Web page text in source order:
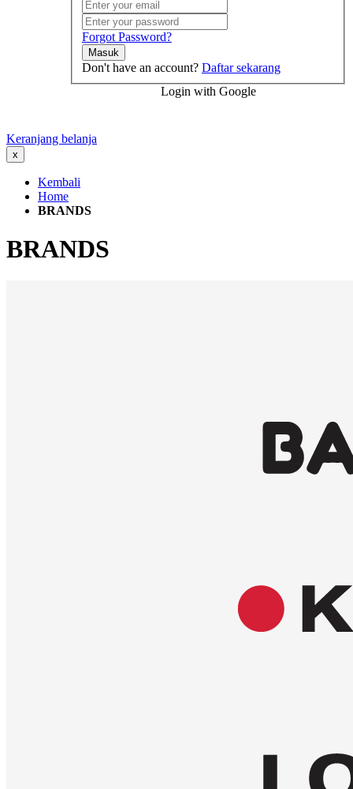
Forgot Password?
Masuk
Don't have an account? Daftar sekarang
Login with Google
Keranjang belanja
x
Kembali
Home
BRANDS
BRANDS